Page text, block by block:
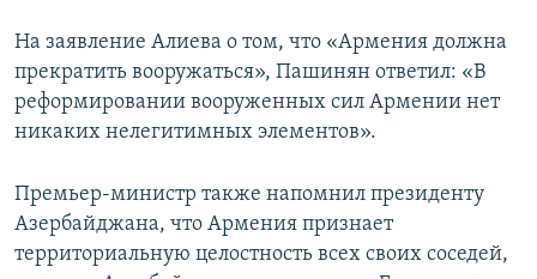
На заявление Алиева о том, что «Армения должна
прекратить вооружаться», Пашинян ответил: «В
реформировании вооруженных сил Армении нет
никаких нелегитимных элементов».
Премьер-министр также напомнил президенту
Азербайджана, что Армения признает
территориальную целостность всех своих соседей,